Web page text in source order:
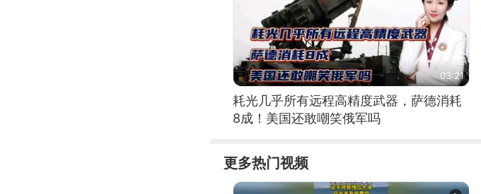
03:21
耗光几乎所有远程高精度武器，萨德消耗
8成！美国还敢嘲笑俄军吗
更多热门视频